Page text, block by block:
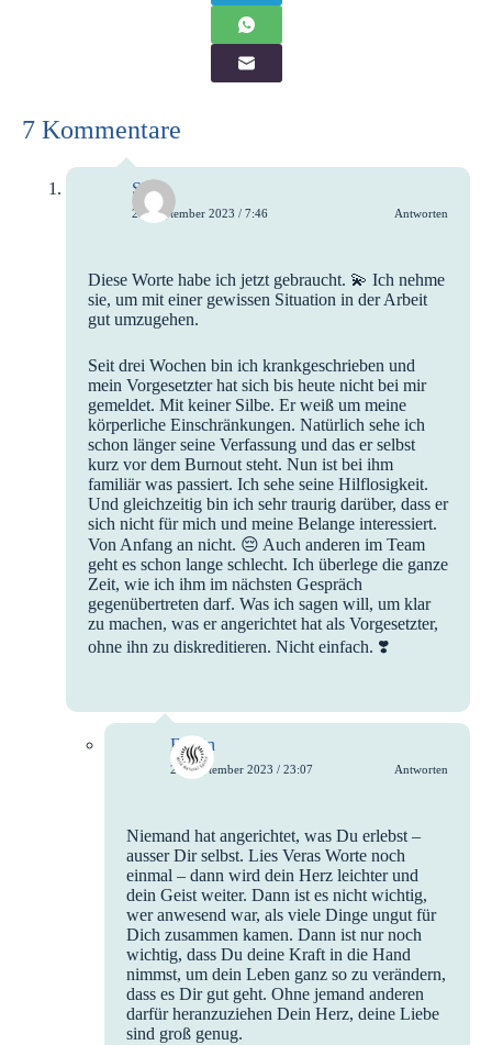
7 Kommentare
Stef
26. September 2023 / 7:46 Antworten
Diese Worte habe ich jetzt gebraucht. 💫 Ich nehme
sie, um mit einer gewissen Situation in der Arbeit
gut umzugehen.
Seit drei Wochen bin ich krankgeschrieben und
mein Vorgesetzter hat sich bis heute nicht bei mir
gemeldet. Mit keiner Silbe. Er weiß um meine
körperliche Einschränkungen. Natürlich sehe ich
schon länger seine Verfassung und das er selbst
kurz vor dem Burnout steht. Nun ist bei ihm
familiär was passiert. Ich sehe seine Hilflosigkeit.
Und gleichzeitig bin ich sehr traurig darüber, dass er
sich nicht für mich und meine Belange interessiert.
Von Anfang an nicht. 😔 Auch anderen im Team
geht es schon lange schlecht. Ich überlege die ganze
Zeit, wie ich ihm im nächsten Gespräch
gegenübertreten darf. Was ich sagen will, um klar
zu machen, was er angerichtet hat als Vorgesetzter,
ohne ihn zu diskreditieren. Nicht einfach. ❣️
Evelin
26. September 2023 / 23:07 Antworten
Niemand hat angerichtet, was Du erlebst –
ausser Dir selbst. Lies Veras Worte noch
einmal – dann wird dein Herz leichter und
dein Geist weiter. Dann ist es nicht wichtig,
wer anwesend war, als viele Dinge ungut für
Dich zusammen kamen. Dann ist nur noch
wichtig, dass Du deine Kraft in die Hand
nimmst, um dein Leben ganz so zu verändern,
dass es Dir gut geht. Ohne jemand anderen
darfür heranzuziehen Dein Herz, deine Liebe
sind groß genug.